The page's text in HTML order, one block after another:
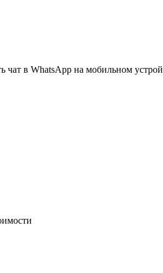
чат в WhatsApp на мобильном